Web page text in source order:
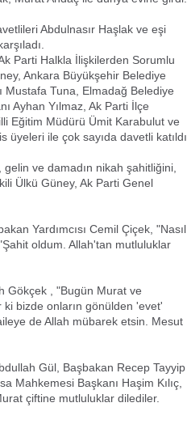
Abdulnasır Haşlak ve eşi
Parti Halkla İlişkilerden Sorumlu
Ankara Büyükşehir Belediye
Mustafa Tuna, Elmadağ Belediye
Ayhan Yılmaz, Ak Parti İlçe
Eğitim Müdürü Ümit Karabulut ve
ile çok sayıda davetli katıldı.
ve damadın nikah şahitliğini,
Ülkü Güney, Ak Parti Genel
Yardımcısı Cemil Çiçek, "Nasıl
oldum. Allah'tan mutluluklar
Gökçek , "Bugün Murat ve
bizde onların gönülden 'evet'
de Allah mübarek etsin. Mesut
Gül, Başbakan Recep Tayyip
Mahkemesi Başkanı Haşim Kılıç,
çiftine mutluluklar dilediler.